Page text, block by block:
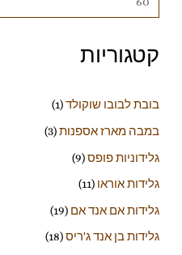
קטגוריות
בובת לבובו שוקולד(1)
במבה מארז אספנות(3)
גלידוניות פופס(9)
גלידות אוראו (11)
גלידות אם אנד אם (19)
גלידות בן אנד ג'ריס(18)